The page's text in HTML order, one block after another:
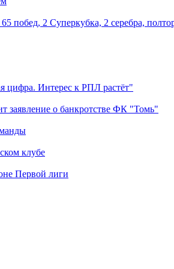
2 Суперкубка, 2 серебра,
цифра. Интерес к РПЛ растёт"
заявление о банкротстве ФК "Томь"
клубе
Первой лиги